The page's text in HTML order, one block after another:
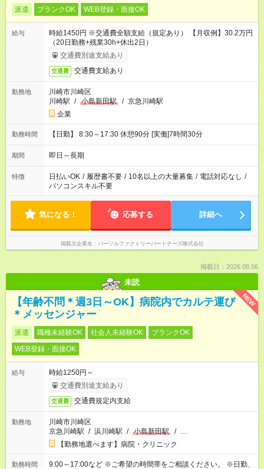
派遣 ブランクOK WEB登録・面接OK
給与
時給1450円 ※交通費全額支給（規定あり） 【月収例】30.2万円
（20日勤務+残業30h+休出2日）
交通費別途支給あり
交通費 交通費支給あり
勤務地
川崎市川崎区
川崎駅 / 小島新田駅 / 京急川崎駅
企業
勤務時間 【日勤】 8:30～17:30 休憩90分 [実働]7時間30分
期間 即日～長期
特徴 日払いOK / 履歴書不要 / 10名以上の大量募集 / 電話対応なし /
パソコンスキル不要
気になる！ 応募する 詳細へ
掲載元企業名 パーソルファクトリーパートナーズ株式会社
掲載日：2026.08.06
未読
NEW
【年齢不問＊週3日～OK】病院内でカルテ運び
＊メッセンジャー
派遣 職種未経験OK 社会人未経験OK
ブランクOK
WEB登録・面接OK
給与
時給1250円～
交通費別途支給あり
交通費 交通費規定内支給
勤務地
川崎市川崎区
京急川崎駅 / 浜川崎駅 / 小島新田駅 / …
【勤務地選べます】病院・クリニック
勤務時間
9:00～17:00など ※ご希望の時間帯をご相談ください。 ※日勤、